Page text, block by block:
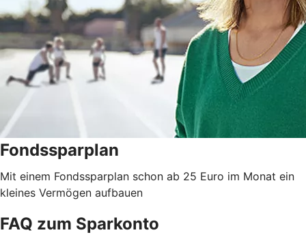
Fondssparplan
Mit einem Fondssparplan schon ab 25 Euro im Monat ein
kleines Vermögen aufbauen
FAQ zum Sparkonto